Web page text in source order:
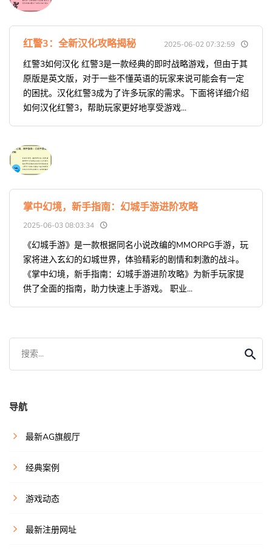
红警3：全新汉化攻略揭秘 2025-06-02 07:32:59
红警3如何汉化 红警3是一款经典的即时战略游戏，但由于其
原版是英文版，对于一些不懂英语的玩家来说可能会有一定
的困扰。汉化红警3成为了许多玩家的需求。下面将详细介绍
如何汉化红警3，帮助玩家更好地享受游戏...
掌中幻境，新手指南：幻城手游进阶攻略
2025-06-03 08:03:34
《幻城手游》是一款根据同名小说改编的MMORPG手游，玩
家将进入玄幻的幻城世界，体验精彩的剧情和刺激的战斗。
《掌中幻境，新手指南：幻城手游进阶攻略》为新手玩家提
供了全面的指南，助力快速上手游戏。 职业...
搜索...
导航
最新AG旗舰厅
经典案例
游戏动态
最新注册网址